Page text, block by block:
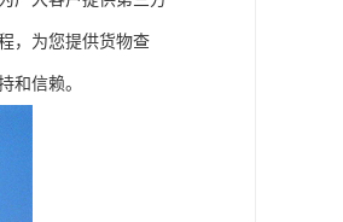
，为您提供货物查
和信赖。